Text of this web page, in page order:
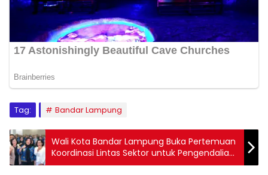
Tag: Bandar Lampung
Wali Kota Bandar Lampung Buka Pertemuan
Koordinasi Lintas Sektor untuk Pengendalian
Penyakit